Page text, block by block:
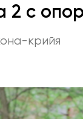
2 с
крийя